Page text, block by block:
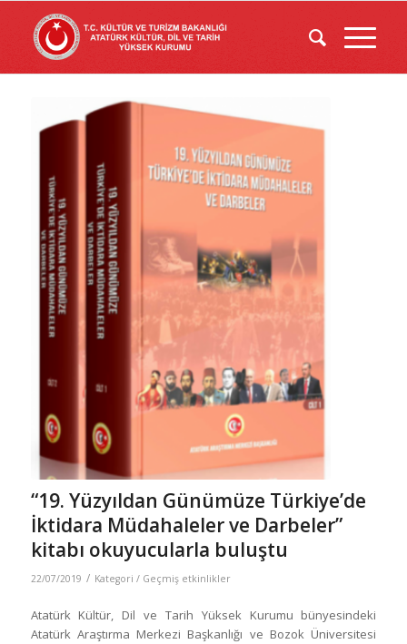
“19. Yüzyıldan Günümüze Türkiye’de
İktidara Müdahaleler ve Darbeler”
kitabı okuyucularla buluştu
22/07/2019 / Kategori / Geçmiş etkinlikler
Atatürk Kültür, Dil ve Tarih Yüksek Kurumu bünyesindeki
Atatürk Araştırma Merkezi Başkanlığı ve Bozok Üniversitesi